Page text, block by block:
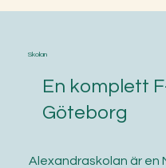
Skolan
En komplett
Göteborg
Alexandraskolan är en